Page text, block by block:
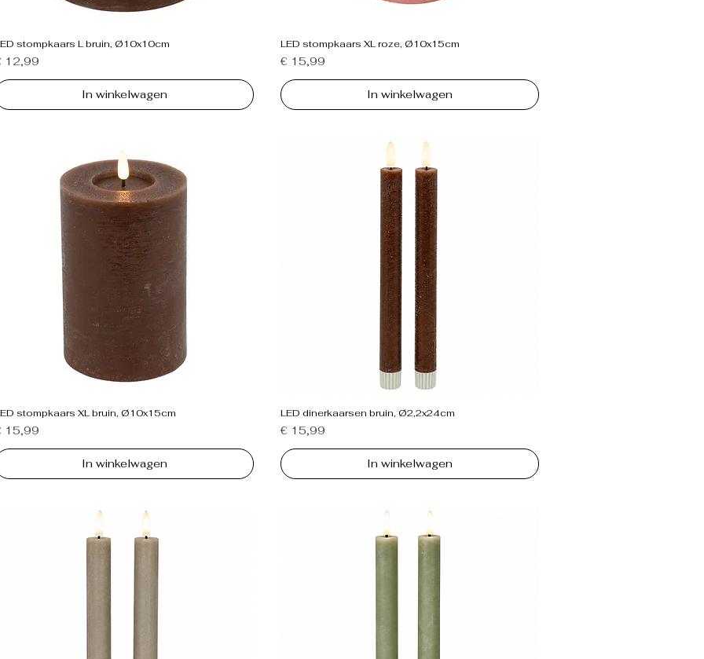
stompkaars L bruin, Ø10x10cm
12,99
In winkelwagen
LED stompkaars XL roze, Ø10x15cm
Prijs
€ 15,99
In winkelwagen
stompkaars XL bruin, Ø10x15cm
15,99
In winkelwagen
LED dinerkaarsen bruin, Ø2,2x24cm
Prijs
€ 15,99
In winkelwagen